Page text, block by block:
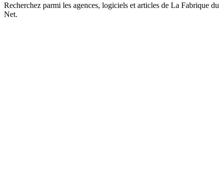
Recherchez parmi les agences, logiciels et articles de La Fabrique du
Net.